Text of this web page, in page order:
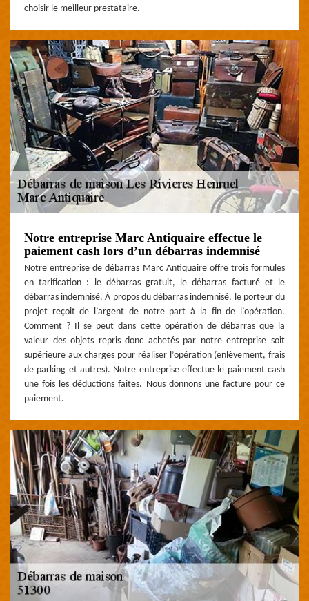
choisir le meilleur prestataire.
Notre entreprise Marc Antiquaire effectue le
paiement cash lors d’un débarras indemnisé
Notre entreprise de débarras Marc Antiquaire offre trois formules
en tarification : le débarras gratuit, le débarras facturé et le
débarras indemnisé. À propos du débarras indemnisé, le porteur du
projet reçoit de l’argent de notre part à la fin de l’opération.
Comment ? Il se peut dans cette opération de débarras que la
valeur des objets repris donc achetés par notre entreprise soit
supérieure aux charges pour réaliser l’opération (enlèvement, frais
de parking et autres). Notre entreprise effectue le paiement cash
une fois les déductions faites. Nous donnons une facture pour ce
paiement.